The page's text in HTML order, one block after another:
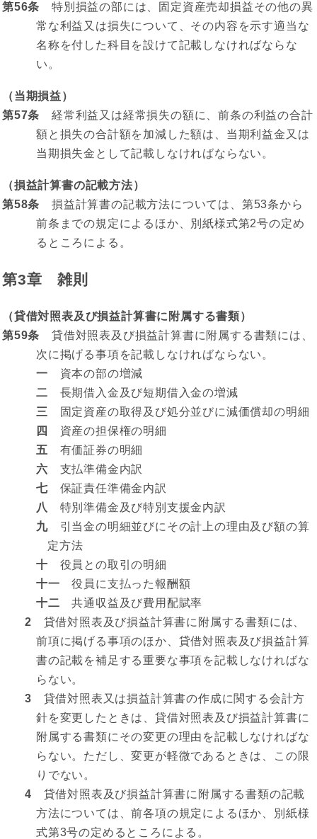
第56条 特別損益の部には、固定資産売却損益その他の異
常な利益又は損失について、その内容を示す適当な
名称を付した科目を設けて記載しなければならな
い。
（当期損益）
第57条 経常利益又は経常損失の額に、前条の利益の合計
額と損失の合計額を加減した額は、当期利益金又は
当期損失金として記載しなければならない。
（損益計算書の記載方法）
第58条 損益計算書の記載方法については、第53条から
前条までの規定によるほか、別紙様式第2号の定め
るところによる。
第3章 雑則
（貸借対照表及び損益計算書に附属する書類）
第59条 貸借対照表及び損益計算書に附属する書類には、
次に掲げる事項を記載しなければならない。
一 資本の部の増減
二 長期借入金及び短期借入金の増減
三
固定資産の取得及び処分並びに減価償却の明細
四
資産の担保権の明細
五 有価証券の明細
六 支払準備金内訳
七保証責任準備金内訳
八
特別準備金及び特別支援金内訳
九引当金の明細並びにその計上の理由及び額の算
定方法
十 役員との取引の明細
十一 役員に支払った報酬額
十二 共通収益及び費用配賦率
2 貸借対照表及び損益計算書に附属する書類には、
前項に掲げる事項のほか、貸借対照表及び損益計算
書の記載を補足する重要な事項を記載しなければな
らない。
3 貸借対照表又は損益計算書の作成に関する会計方
針を変更したときは、貸借対照表及び損益計算書に
附属する書類にその変更の理由を記載しなければな
らない。ただし、変更が軽微であるときは、この限
りでない。
4 貸借対照表及び損益計算書に附属する書類の記載
方法については、前各項の規定によるほか、別紙様
式第3号の定めるところによる。